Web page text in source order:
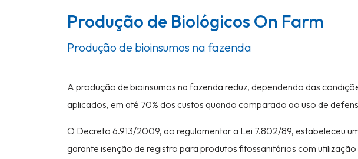
Produção de Biológicos On Farm
Produção de bioinsumos na fazenda
A produção de bioinsumos na fazenda reduz, dependendo das
aplicados, em até 70% dos custos quando comparado ao uso de
O Decreto 6.913/2009, ao regulamentar a Lei 7.802/89, estabeleceu
garante isenção de registro para produtos fitossanitários com